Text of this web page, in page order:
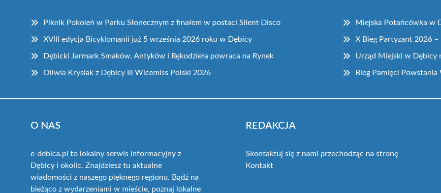
Piknik Pokoleń w Parku Słonecznym z finałem w postaci Silent Disco Miejska Potańcówka w
XVIII edycja Bicyklomanii już 5 września 2026 roku w Dębicy X Bieg Partyzant 2026 –
Dębicki Jarmark Smaków, Antyków i Rękodzieła powraca na Rynek Urząd Miejski w Dębicy
Oliwia Krysiak z Dębicy III Wicemiss Polski 2026 Bieg Pamięci
O NAS
e-debica.pl to lokalny serwis informacyjny z
Dębicy i okolic. Znajdziesz tu aktualne
wiadomości z naszego pięknego regionu. Bądź na
bieżąco z wydarzeniami w mieście, poznaj lokalne
REDAKCJA
Skontaktuj się z nami przechodząc na stronę
Kontakt